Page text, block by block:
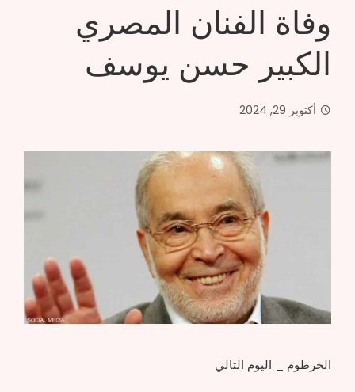
وفاة الفنان المصري
الكبير حسن يوسف
أكتوبر 29, 2024
الخرطوم _ اليوم التالي